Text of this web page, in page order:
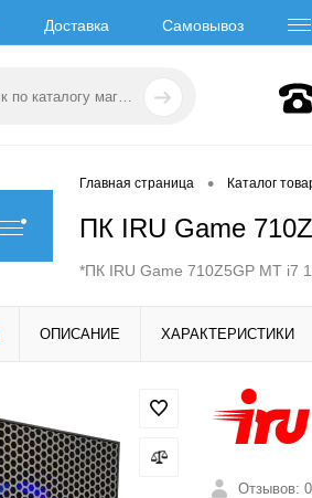
Доставка Самовывоз
Главная страница • Каталог
ПК IRU Game
*ПК IRU Game 710Z5GP MT i7
ОПИСАНИЕ ХАРАКТЕРИСТИКИ
Отзывов: 0